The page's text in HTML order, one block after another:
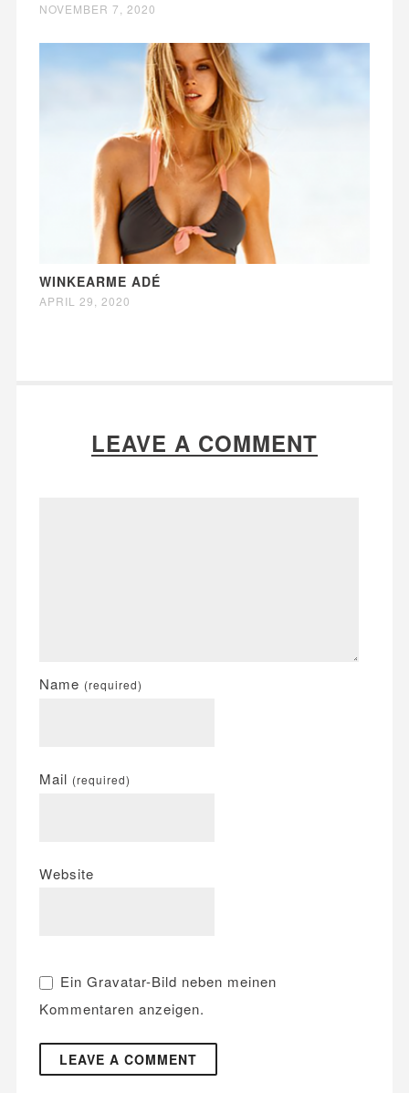
NOVEMBER 7, 2020
WINKEARME ADÉ
APRIL 29, 2020
LEAVE A COMMENT
Name (required)
Mail (required)
Website
Ein Gravatar-Bild neben meinen
Kommentaren anzeigen.